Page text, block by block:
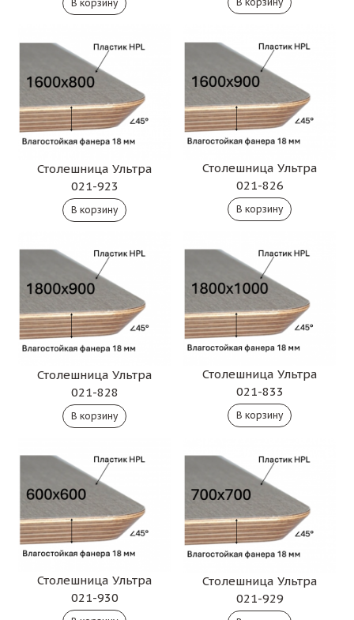
Столешница Ультра
021-923
Столешница Ультра
021-826
Столешница Ультра
021-828
Столешница Ультра
021-833
Столешница Ультра
021-930
Столешница Ультра
021-929